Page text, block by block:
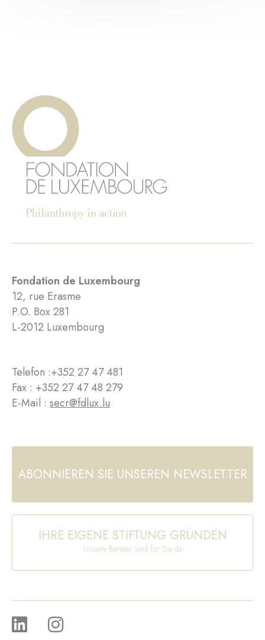
Fondation de Luxembourg
12, rue Erasme
P.O. Box 281
L-2012 Luxembourg
Telefon :+352 27 47 481
Fax : +352 27 47 48 279
E-Mail : secr@fdlux.lu
ABONNIEREN SIE UNSEREN NEWSLETTER
IHRE EIGENE STIFTUNG GRÜNDEN
Unsere Berater sind für Sie da